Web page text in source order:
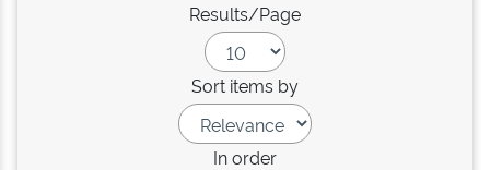
Results/Page
Sort items by
In order